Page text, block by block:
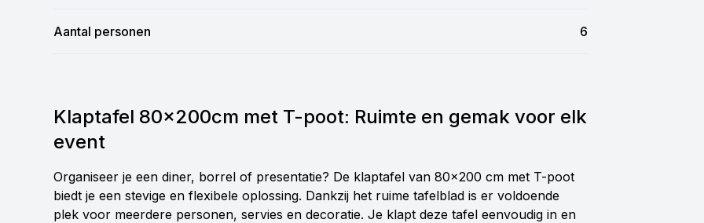
Aantal personen 6
Klaptafel 80x200cm met T-poot: Ruimte en gemak voor elk
event
Organiseer je een diner, borrel of presentatie? De klaptafel van 80x200 cm met T-poot
biedt je een stevige en flexibele oplossing. Dankzij het ruime tafelblad is er voldoende
plek voor meerdere personen, servies en decoratie. Je klapt deze tafel eenvoudig in en